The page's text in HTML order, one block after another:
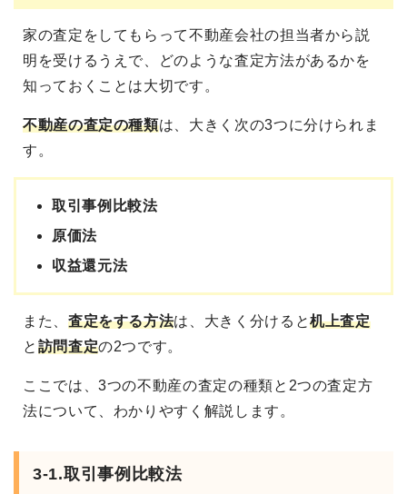
家の査定をしてもらって不動産会社の担当者から説
明を受けるうえで、どのような査定方法があるかを
知っておくことは大切です。
不動産の査定の種類は、大きく次の3つに分けられま
す。
取引事例比較法
原価法
収益還元法
また、 査定をする方法は、大きく分けると机上査定
と 訪問査定の2つです。
ここでは、3つの不動産の査定の種類と2つの査定方
法について、わかりやすく解説します。
3-1.取引事例比較法